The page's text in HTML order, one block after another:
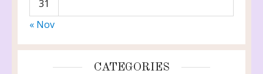
31
« Nov
CATEGORIES